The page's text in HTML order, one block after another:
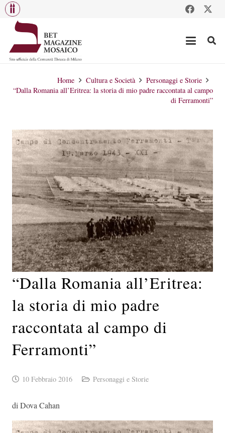
Home Cultura e Società
Personaggi e Storie
“Dalla Romania all’Eritrea: la storia di mio padre raccontata al campo
di Ferramonti”
“Dalla Romania all’Eritrea:
la storia di mio padre
raccontata al campo di
Ferramonti”
10 Febbraio 2016 Personaggi e Storie
di Dova Cahan